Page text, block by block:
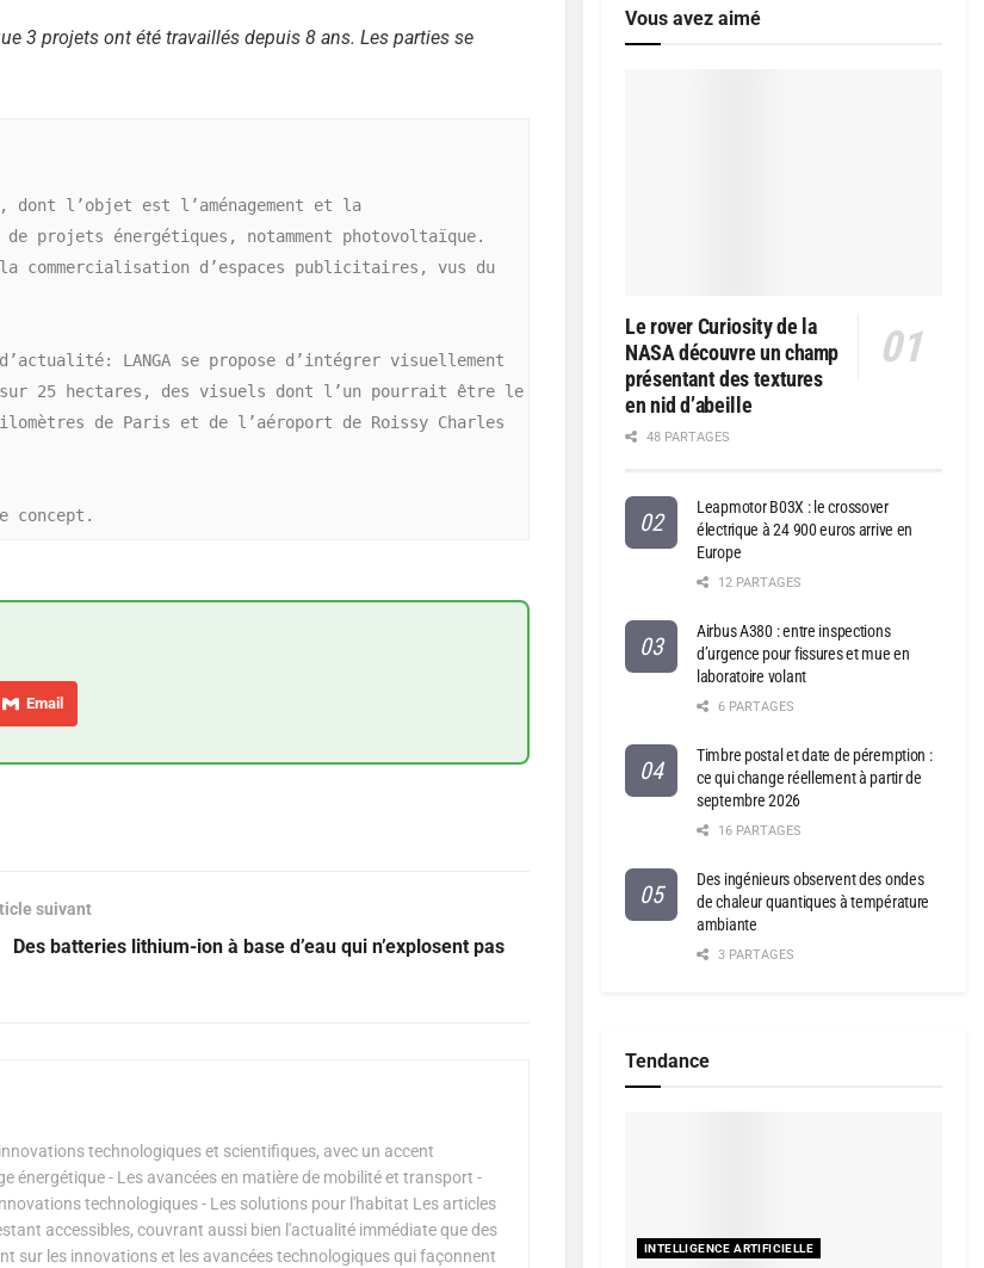
3 projets ont été travaillés depuis 8 ans. Les parties se
dont l’objet est l’aménagement et la
projets énergétiques, notamment photovoltaïque.
d’espaces publicitaires, vus du
LANGA se propose d’intégrer visuellement
sur 25 hectares, des visuels dont l’un pourrait être le
de Paris et de l’aéroport de Roissy Charles
Email
suivant
Des batteries lithium-ion à base d’eau qui n’explosent pas
technologiques et scientifiques, avec un accent
énergétique - Les avancées en matière de mobilité et transport -
technologiques - Les solutions pour l'habitat Les articles
accessibles, couvrant aussi bien l'actualité immédiate que des
sur les innovations et les avancées technologiques qui façonnent
Vous avez aimé
Le rover Curiosity de la
NASA découvre un champ
présentant des textures
en nid d’abeille
48 PARTAGES
Leapmotor B03X : le crossover
électrique à 24 900 euros arrive en
Europe
12 PARTAGES
Airbus A380 : entre inspections
d’urgence pour fissures et mue en
laboratoire volant
6 PARTAGES
Timbre postal et date de péremption :
ce qui change réellement à partir de
septembre 2026
16 PARTAGES
Des ingénieurs observent des ondes
de chaleur quantiques à température
ambiante
3 PARTAGES
Tendance
INTELLIGENCE ARTIFICIELLE